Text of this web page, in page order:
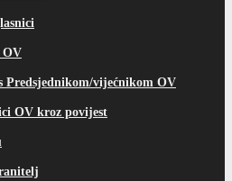
OV
Predsjednikom/vijećnikom OV
OV kroz povijest